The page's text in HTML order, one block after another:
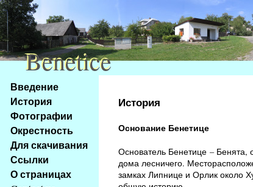
Na
obsah
stránky
Klávesové
zkratky
tomto
webu
Введение
История
Фотографии
Окрестность
Для скачивания
Ссылки
О страницах
История
Основание Бенетице
Основатель Бенетице – Бенята,
дома лесничего.
замках Липнице и Орлик около
Benetice
Benetice